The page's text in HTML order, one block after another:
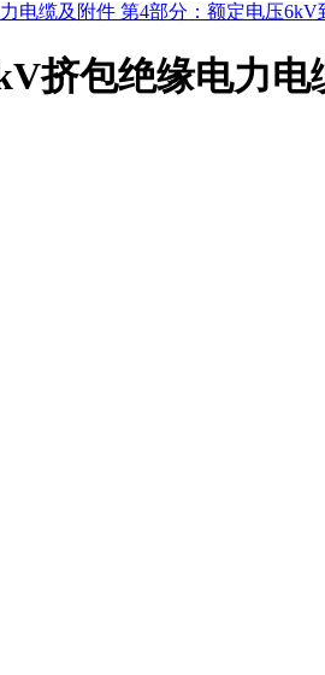
电缆及附件 第4部分：额定电压
挤包绝缘电力